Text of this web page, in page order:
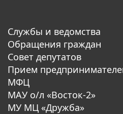
Службы и ведомства
Обращения граждан
Совет депутатов
Прием
МФЦ
МАУ о/л «Восток-2»
МУ МЦ «Дружба»